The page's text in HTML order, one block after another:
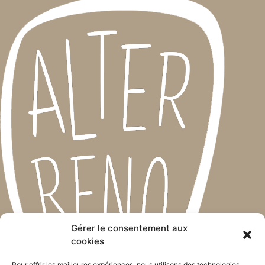
Gérer le consentement aux
cookies